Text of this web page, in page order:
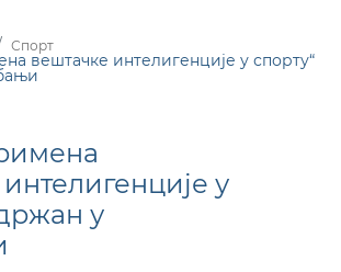
Спорт
вештачке интелигенције у спорту“
у
у